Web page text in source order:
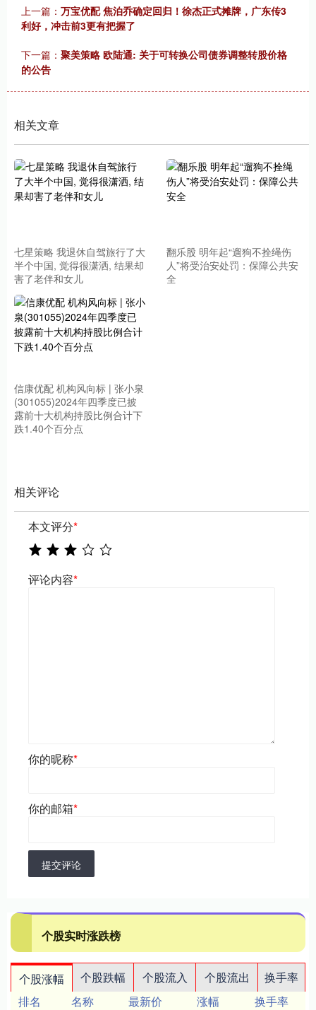
上一篇： 万宝优配 焦泊乔确定回归！徐杰正式摊牌，广东传3
利好，冲击前3更有把握了
下一篇： 聚美策略 欧陆通: 关于可转换公司债券调整转股价格
的公告
相关文章
七星策略 我退休自驾旅行了大
半个中国, 觉得很潇洒, 结果却
害了老伴和女儿
翻乐股 明年起“遛狗不拴绳伤
人”将受治安处罚：保障公共安
全
信康优配 机构风向标 | 张小泉
(301055)2024年四季度已披
露前十大机构持股比例合计下
跌1.40个百分点
相关评论
本文评分*
评论内容*
你的昵称*
你的邮箱*
提交评论
个股实时涨跌榜
个股涨幅 个股跌幅 个股流入 个股流出
换手率
排名
名称 最新价 涨幅
换手率